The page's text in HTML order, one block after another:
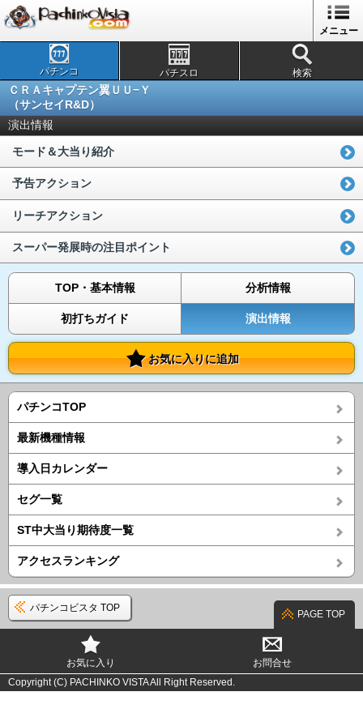
メニュー
パチンコ パチスロ 検索
ＣＲＡキャプテン翼ＵＵ−Ｙ
（サンセイR&D）
演出情報
モード＆大当り紹介
予告アクション
リーチアクション
スーパー発展時の注目ポイント
TOP・基本情報 分析情報
初打ちガイド 演出情報
お気に入りに追加
パチンコTOP
最新機種情報
導入日カレンダー
セグ一覧
ST中大当り期待度一覧
アクセスランキング
パチンコビスタ TOP
PAGE TOP
お気に入り
お問合せ
Copyright (C) PACHINKO VISTA All Right Reserved.